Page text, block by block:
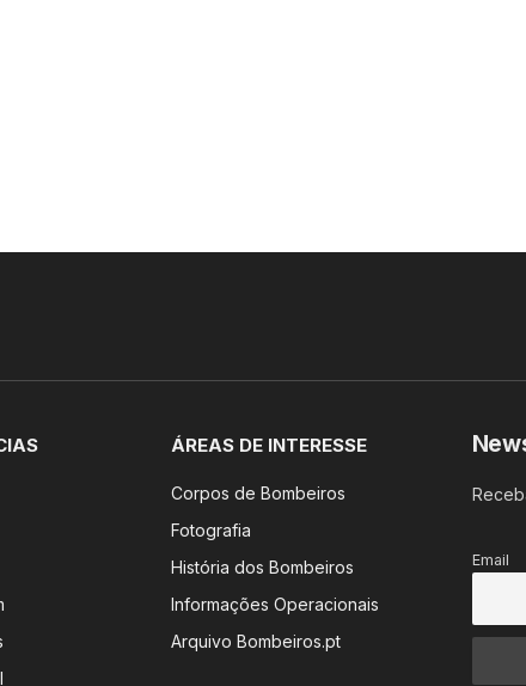
ÁREAS DE INTERESSE
Corpos de Bombeiros
Fotografia
História dos Bombeiros
Informações Operacionais
Arquivo Bombeiros.pt
Email